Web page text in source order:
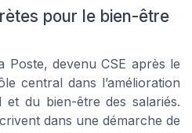
pour le bien-être
Poste, devenu CSE après le
central dans l’amélioration
et du bien-être des salariés.
dans une démarche de